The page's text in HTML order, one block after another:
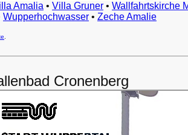
Amalia • Villa Gruner • Wallfahrtskirche
Wupperhochwasser • Zeche Amalie
Cronenberg